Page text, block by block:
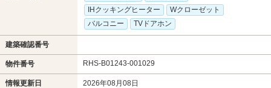
IHクッキングヒーター
Wクローゼット
バルコニー
TVドアホン
建築確認番号
物件番号 RHS-B01243-001029
情報更新日 2026年08月08日